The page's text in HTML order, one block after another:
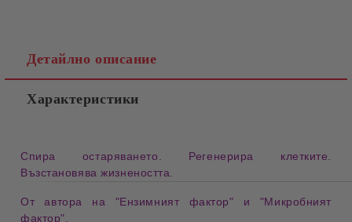
Детайлно описание
Характеристики
Спира остаряването. Регенерира клетките.
Възстановява жизнеността.
От автора на "Ензимният фактор" и "Микробният
фактор".